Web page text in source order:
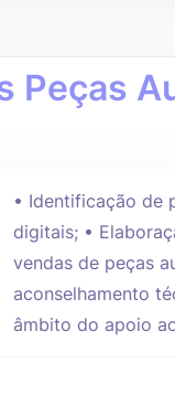
Peças
• Identificação de
digitais; •
vendas de peças
aconselhamento
âmbito do apoio